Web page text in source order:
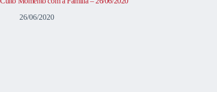
26/06/2020